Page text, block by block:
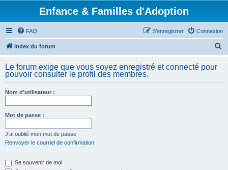
Enfance & Familles d'Adoption
FAQ Connexion
S’enregistrer
Index du forum
h
Le forum exige que vous soyez enregistré et connecté pour
pouvoir consulter le profil des membres.
Nom d’utilisateur :
Mot de passe :
J’ai oublié mon mot de passe
Renvoyer le courriel de confirmation
Se souvenir de moi